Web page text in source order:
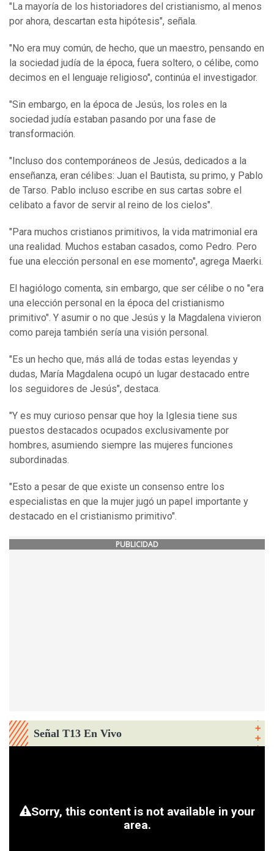
"La mayoría de los historiadores del cristianismo, al menos
por ahora, descartan esta hipótesis", señala.
"No era muy común, de hecho, que un maestro, pensando en
la sociedad judía de la época, fuera soltero, o célibe, como
decimos en el lenguaje religioso", continúa el investigador.
"Sin embargo, en la época de Jesús, los roles en la
sociedad judía estaban pasando por una fase de
transformación.
"Incluso dos contemporáneos de Jesús, dedicados a la
enseñanza, eran célibes: Juan el Bautista, su primo, y Pablo
de Tarso. Pablo incluso escribe en sus cartas sobre el
celibato a favor de servir al reino de los cielos".
"Para muchos cristianos primitivos, la vida matrimonial era
una realidad. Muchos estaban casados, como Pedro. Pero
fue una elección personal en ese momento", agrega Maerki.
El hagiólogo comenta, sin embargo, que ser célibe o no "era
una elección personal en la época del cristianismo
primitivo". Y asumir o no que Jesús y la Magdalena vivieron
como pareja también sería una visión personal.
"Es un hecho que, más allá de todas estas leyendas y
dudas, María Magdalena ocupó un lugar destacado entre
los seguidores de Jesús", destaca.
"Y es muy curioso pensar que hoy la Iglesia tiene sus
puestos destacados ocupados exclusivamente por
hombres, asumiendo siempre las mujeres funciones
subordinadas.
"Esto a pesar de que existe un consenso entre los
especialistas en que la mujer jugó un papel importante y
destacado en el cristianismo primitivo".
PUBLICIDAD
Señal T13 En Vivo